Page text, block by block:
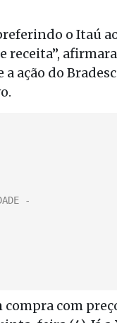
o Itaú
ação do
com